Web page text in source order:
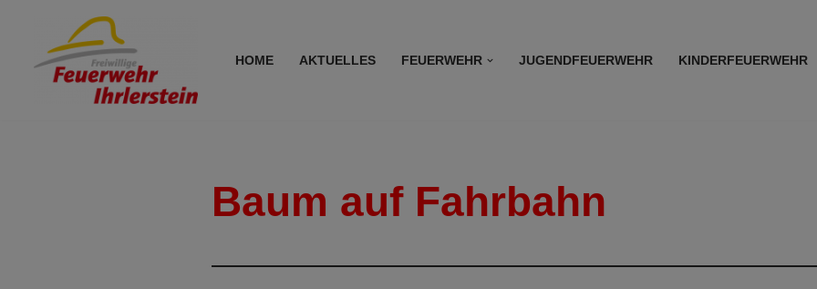
HOME AKTUELLES FEUERWEHR JUGENDFEUERWEHR KINDERFEUERWEHR
Baum auf Fahrbahn